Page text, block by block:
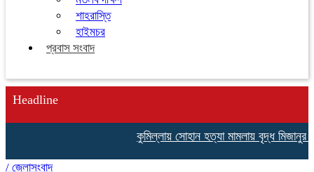
শাহরাস্তি
হাইমচর
প্রবাস সংবাদ
Headline
কুমিল্লায় সোহান হত্যা মামলায় বৃদ্ধ মিজানুর
/ জেলাসংবাদ